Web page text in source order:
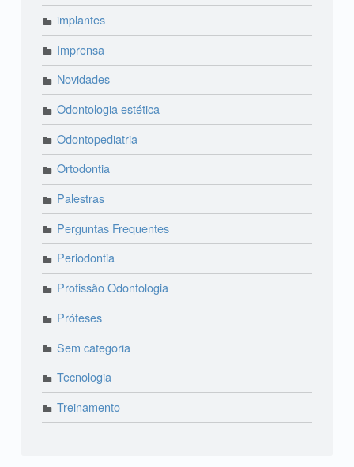
implantes
Imprensa
Novidades
Odontologia estética
Odontopediatria
Ortodontia
Palestras
Perguntas Frequentes
Periodontia
Profissão Odontologia
Próteses
Sem categoria
Tecnologia
Treinamento